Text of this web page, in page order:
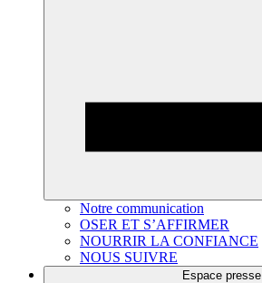
Notre communication
OSER ET S’AFFIRMER
NOURRIR LA CONFIANCE
NOUS SUIVRE
Espace presse